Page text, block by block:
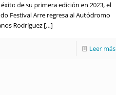
éxito de su primera edición en 2023, el
Festival Arre regresa al Autódromo
Rodríguez […]
Leer más